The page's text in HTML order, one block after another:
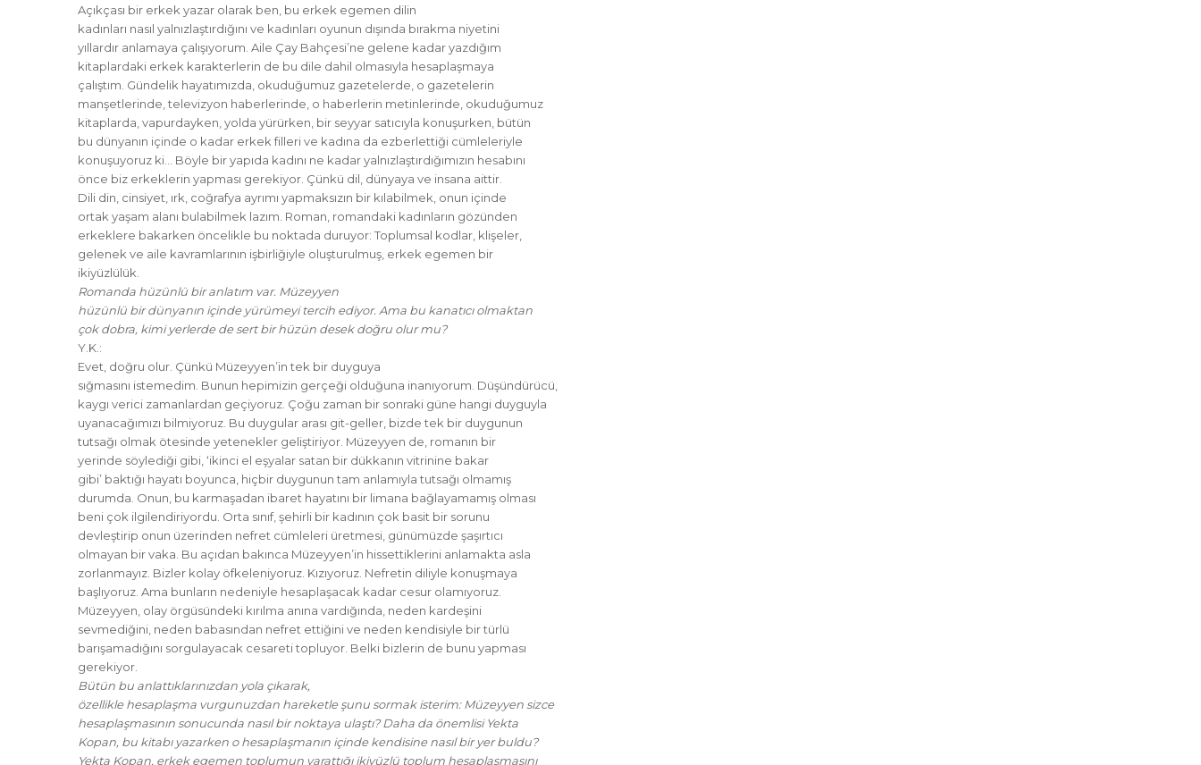
Açıkçası bir erkek yazar olarak ben, bu erkek egemen dilin
kadınları nasıl yalnızlaştırdığını ve kadınları oyunun dışında bırakma niyetini
yıllardır anlamaya çalışıyorum. Aile Çay Bahçesi’ne gelene kadar yazdığım
kitaplardaki erkek karakterlerin de bu dile dahil olmasıyla hesaplaşmaya
çalıştım. Gündelik hayatımızda, okuduğumuz gazetelerde, o gazetelerin
manşetlerinde, televizyon haberlerinde, o haberlerin metinlerinde, okuduğumuz
kitaplarda, vapurdayken, yolda yürürken, bir seyyar satıcıyla konuşurken, bütün
bu dünyanın içinde o kadar erkek filleri ve kadına da ezberlettiği cümleleriyle
konuşuyoruz ki… Böyle bir yapıda kadını ne kadar yalnızlaştırdığımızın hesabını
önce biz erkeklerin yapması gerekiyor. Çünkü dil, dünyaya ve insana aittir.
Dili din, cinsiyet, ırk, coğrafya ayrımı yapmaksızın bir kılabilmek, onun içinde
ortak yaşam alanı bulabilmek lazım. Roman, romandaki kadınların gözünden
erkeklere bakarken öncelikle bu noktada duruyor: Toplumsal kodlar, klişeler,
gelenek ve aile kavramlarının işbirliğiyle oluşturulmuş, erkek egemen bir
ikiyüzlülük.
Romanda hüzünlü bir anlatım var. Müzeyyen
hüzünlü bir dünyanın içinde yürümeyi tercih ediyor. Ama bu kanatıcı olmaktan
çok dobra, kimi yerlerde de sert bir hüzün desek doğru olur mu?
Y.K.:
Evet, doğru olur. Çünkü Müzeyyen’in tek bir duyguya
sığmasını istemedim. Bunun hepimizin gerçeği olduğuna inanıyorum. Düşündürücü,
kaygı verici zamanlardan geçiyoruz. Çoğu zaman bir sonraki güne hangi duyguyla
uyanacağımızı bilmiyoruz. Bu duygular arası git-geller, bizde tek bir duygunun
tutsağı olmak ötesinde yetenekler geliştiriyor. Müzeyyen de, romanın bir
yerinde söylediği gibi, ‘ikinci el eşyalar satan bir dükkanın vitrinine bakar
gibi’ baktığı hayatı boyunca, hiçbir duygunun tam anlamıyla tutsağı olmamış
durumda. Onun, bu karmaşadan ibaret hayatını bir limana bağlayamamış olması
beni çok ilgilendiriyordu. Orta sınıf, şehirli bir kadının çok basit bir sorunu
devleştirip onun üzerinden nefret cümleleri üretmesi, günümüzde şaşırtıcı
olmayan bir vaka. Bu açıdan bakınca Müzeyyen’in hissettiklerini anlamakta asla
zorlanmayız. Bizler kolay öfkeleniyoruz. Kızıyoruz. Nefretin diliyle konuşmaya
başlıyoruz. Ama bunların nedeniyle hesaplaşacak kadar cesur olamıyoruz.
Müzeyyen, olay örgüsündeki kırılma anına vardığında, neden kardeşini
sevmediğini, neden babasından nefret ettiğini ve neden kendisiyle bir türlü
barışamadığını sorgulayacak cesareti topluyor. Belki bizlerin de bunu yapması
gerekiyor.
Bütün bu anlattıklarınızdan yola çıkarak,
özellikle hesaplaşma vurgunuzdan hareketle şunu sormak isterim: Müzeyyen sizce
hesaplaşmasının sonucunda nasıl bir noktaya ulaştı? Daha da önemlisi Yekta
Kopan, bu kitabı yazarken o hesaplaşmanın içinde kendisine nasıl bir yer buldu?
Yekta Kopan, erkek egemen toplumun yarattığı ikiyüzlü toplum hesaplaşmasını